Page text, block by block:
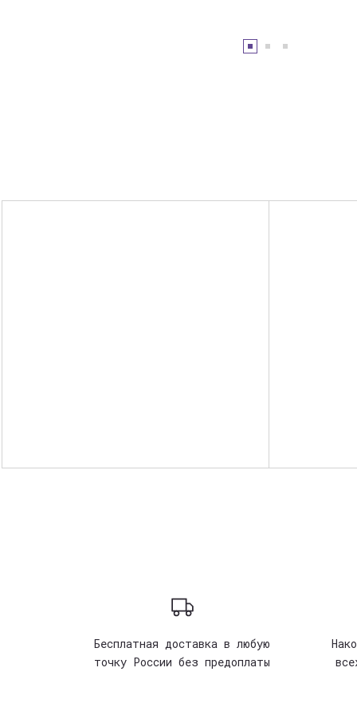
Бесплатная доставка в любую
точку России без предоплаты